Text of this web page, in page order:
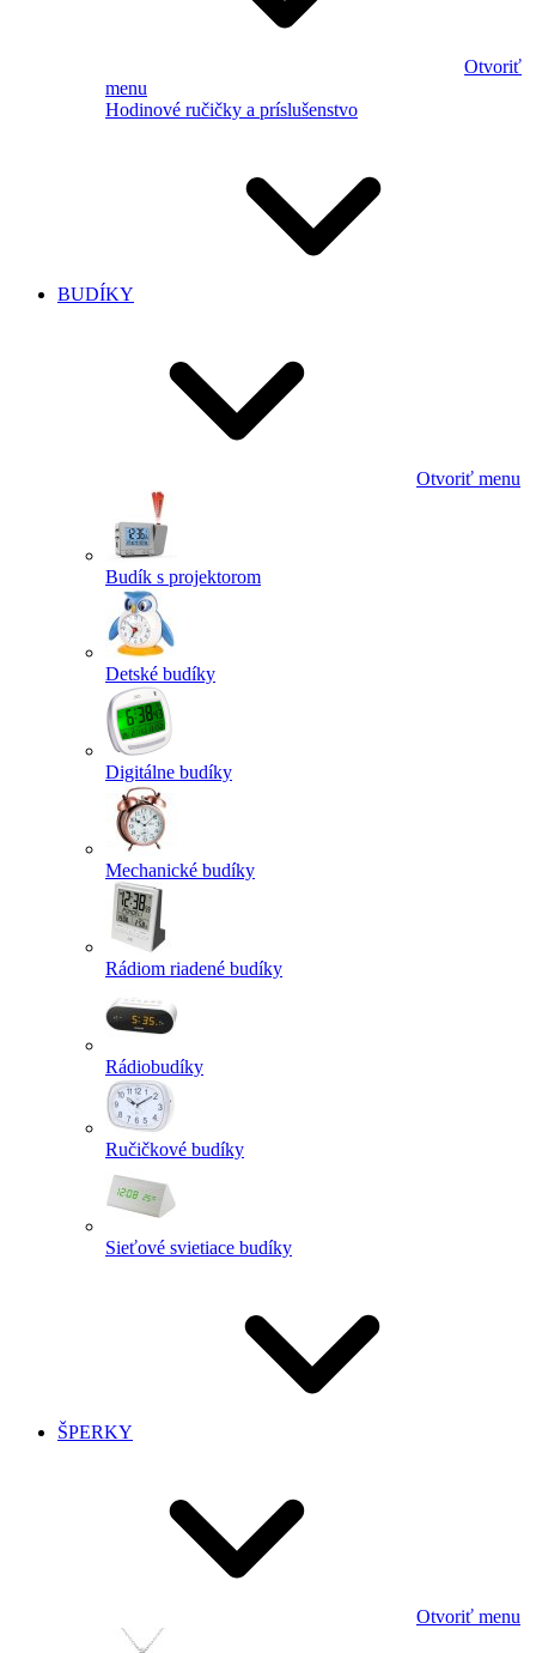
Otvoriť
menu
Hodinové ručičky a príslušenstvo
BUDÍKY
Otvoriť menu
Budík s projektorom
Detské budíky
Digitálne budíky
Mechanické budíky
Rádiom riadené budíky
Rádiobudíky
Ručičkové budíky
Sieťové svietiace budíky
ŠPERKY
Otvoriť menu